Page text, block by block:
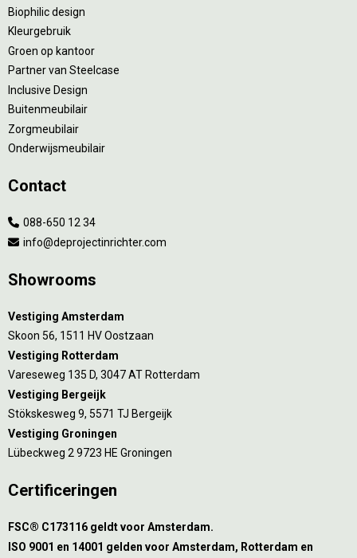
Biophilic design
Kleurgebruik
Groen op kantoor
Partner van Steelcase
Inclusive Design
Buitenmeubilair
Zorgmeubilair
Onderwijsmeubilair
Contact
088-650 12 34
info@deprojectinrichter.com
Showrooms
Vestiging Amsterdam
Skoon 56, 1511 HV Oostzaan
Vestiging Rotterdam
Vareseweg 135 D, 3047 AT Rotterdam
Vestiging Bergeijk
Stökskesweg 9, 5571 TJ Bergeijk
Vestiging Groningen
Lübeckweg 2 9723 HE Groningen
Certificeringen
FSC® C173116 geldt voor Amsterdam.
ISO 9001 en 14001 gelden voor Amsterdam, Rotterdam en